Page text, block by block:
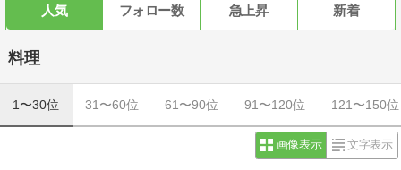
人気 フォロー数 急上昇 新着
料理
1〜30位 31〜60位 61〜90位 91〜120位 121〜150位
画像表示 文字表示